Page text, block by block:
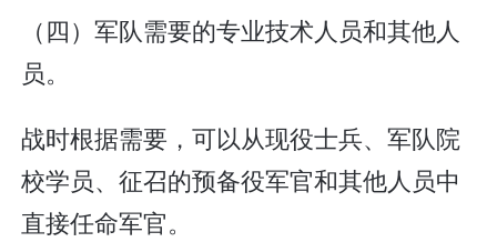
（四）军队需要的专业技术人员和其他人
员。
战时根据需要，可以从现役士兵、军队院
校学员、征召的预备役军官和其他人员中
直接任命军官。